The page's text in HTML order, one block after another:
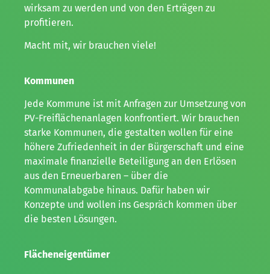
wirksam zu werden und von den Erträgen zu
profitieren.
Macht mit, wir brauchen viele!
Kommunen
Jede Kommune ist mit Anfragen zur Umsetzung von
PV-Freiflächenanlagen konfrontiert. Wir brauchen
starke Kommunen, die gestalten wollen für eine
höhere Zufriedenheit in der Bürgerschaft und eine
maximale finanzielle Beteiligung an den Erlösen
aus den Erneuerbaren – über die
Kommunalabgabe hinaus. Dafür haben wir
Konzepte und wollen ins Gespräch kommen über
die besten Lösungen.
Flächeneigentümer